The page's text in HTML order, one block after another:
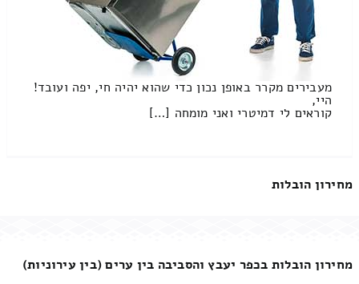
מעבירים מקרר באופן נכון כדי שהוא יהיה חי, יפה ועובד!
היי,
קוראים לי דמיטרי ואני מומחה […]
מחירון הובלות
מחירון הובלות בכפר יעבץ והסביבה בין ערים (בין עירוניות)